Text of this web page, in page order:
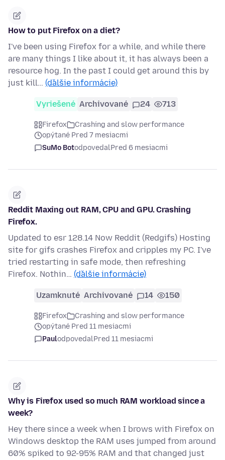
How to put Firefox on a diet?
I've been using Firefox for a while, and while there
are many things I like about it, it has always been a
resource hog. In the past I could get around this by
just kill… (ďalšie informácie)
Vyriešené Archivované 24 713
Firefox
Crashing and slow performance
opýtané Pred 7 mesiacmi
SuMo BotodpovedalPred 6 mesiacmi
Reddit Maxing out RAM, CPU and GPU. Crashing
Firefox.
Updated to esr 128.14 Now Reddit (Redgifs) Hosting
site for gifs crashes Firefox and cripples my PC. I've
tried restarting in safe mode, then refreshing
Firefox. Nothin… (ďalšie informácie)
Uzamknuté Archivované 14 150
Firefox
Crashing and slow performance
opýtané Pred 11 mesiacmi
PaulodpovedalPred 11 mesiacmi
Why is Firefox used so much RAM workload since a
week?
Hey there since a week when I brows with Firefox on
Windows desktop the RAM uses jumped from around
60% spiked to 92-95% RAM and that changed just